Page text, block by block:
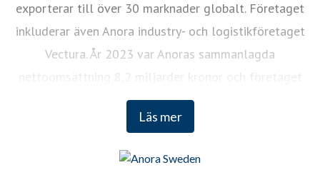
Läs mer
exporterar till över 30 marknader globalt. Företaget
inkluderar även Anora industry- och logistikföretaget
Vectura. År 2023 var Anoras sammanlagda
nettoomsättning 8,2 miljarder kronor och företaget
sysselsätter cirka 1 200 anställda. Anora Groups aktier är
noterade på Nasdaq Helsinki och Euronext Oslo.